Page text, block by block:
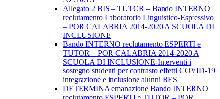
Allegato 2 BIS – TUTOR – Bando INTERNO
reclutamento Laboratorio Linguistico-Espressivo
– POR CALABRIA 2014-2020 A SCUOLA DI
INCLUSIONE
Bando INTERNO reclutamento ESPERTI e
TUTOR – POR CALABRIA 2014-2020 A
SCUOLA DI INCLUSIONE-Interventi i
sostegno studenti per contrasto effetti COVID-19
integrazione e inclusione alunni BES
DETERMINA emanazione Bando INTERNO